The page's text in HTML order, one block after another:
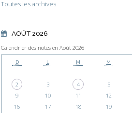
Toutes les archives
AOÛT 2026
Calendrier des notes en Août 2026
D L M M
2
3 4 5
9
10 11 12
16
17 18 19